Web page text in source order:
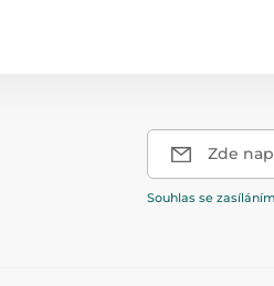
Zde
Souhlas se